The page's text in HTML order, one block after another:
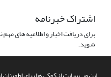
اشتراک خبرنامه
برای دریافت اخبار و اطلاعیه های
شوید.